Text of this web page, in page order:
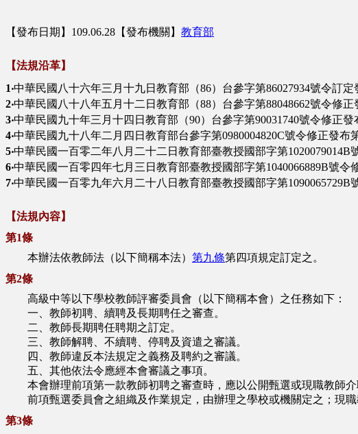
【發布日期】109.06.28【發布機關】 教育部
【法規沿革】
1‧中華民國八十六年三月十九日教育部（86）台參字第86027934號令訂定
2‧中華民國八十八年五月十二日教育部（88）台參字第88048662號令修正
3‧中華民國九十年三月十四日教育部（90）台參字第90031740號令修正
4‧中華民國九十八年二月四日教育部台參字第0980004820C號令修正發布
5‧中華民國一百零二年八月二十二日教育部臺教授國部字第1020079014B
6‧中華民國一百零四年七月三日教育部臺教授國部字第1040066889B號令
7‧中華民國一百零九年六月二十八日教育部臺教授國部字第
【法規內容】
第1條
本辦法依教師法（以下簡稱本法） 第九條第四項規定訂定之。
第2條
高級中等以下學校教師評審委員會（以下簡稱本會）之任務如下：
一、教師初聘、續聘及長期聘任之審查。
二、教師長期聘任聘期之訂定。
三、教師解聘、不續聘、停聘及資遣之審議。
四、教師違反本法規定之義務及聘約之審議。
五、其他依法令應經本會審議之事項。
本會辦理前項第一款教師初聘之審查時，應以公開甄選或現職教師介
前項甄選委員會之組織及作業規定，由辦理之學校或機關定之；現職
第3條